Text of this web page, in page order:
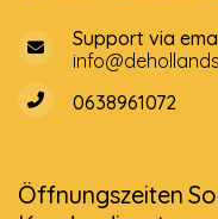
Support via
0638961072
Öffnungszeiten